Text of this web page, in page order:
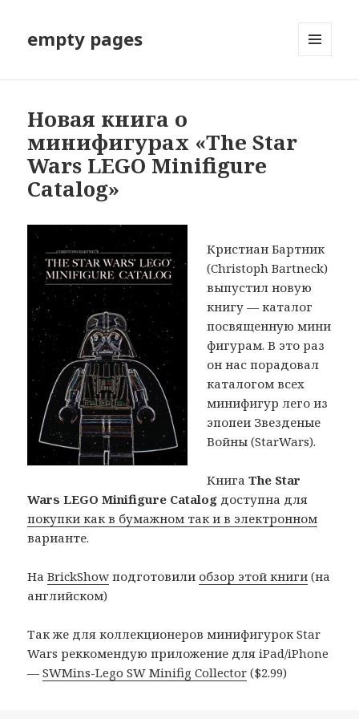
empty pages
Новая книга о
минифигурах «The Star
Wars LEGO Minifigure
Catalog»
Кристиан Бартник
(Christoph Bartneck)
выпустил новую
книгу — каталог
посвященную мини
фигурам. В это раз
он нас порадовал
каталогом всех
минифигур лего из
эпопеи Звезденые
Войны (StarWars).
КнигаThe Star
Wars LEGO Minifigure Catalog доступна для
покупки как в бумажном так и в электронном
варианте.
НаBrickShow подготовили обзор этой книги (на
английском)
Так же для коллекционеров минифигурок Star
Wars реккомендую приложение для iPad/iPhone
—SWMins-Lego SW Minifig Collector ($2.99)